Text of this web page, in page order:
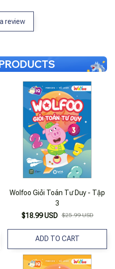
review
Wolfoo Giỏi Toán Tư Duy - Tập
3
$18.99 USD $25.99 USD
ADD TO CART